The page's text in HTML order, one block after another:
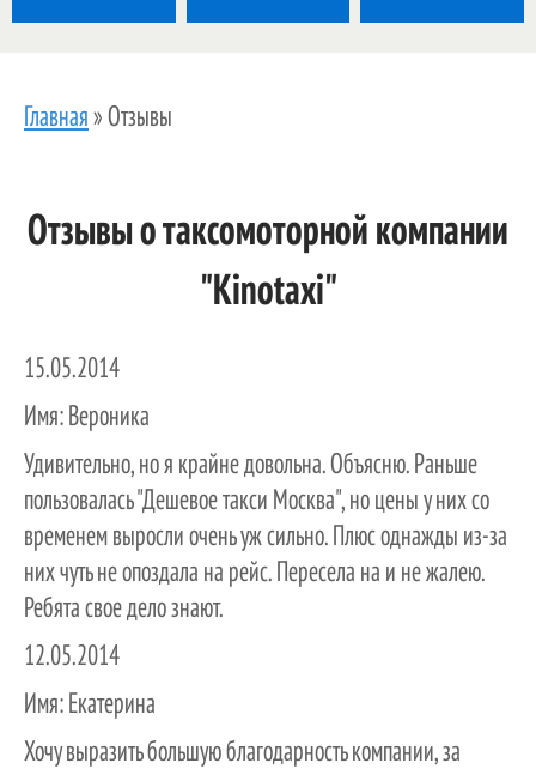
Главная » Отзывы
Отзывы о таксомоторной компании
"Kinotaxi"
15.05.2014
Имя: Вероника
Удивительно, но я крайне довольна. Объясню. Раньше
пользовалась "Дешевое такси Москва", но цены у них со
временем выросли очень уж сильно. Плюс однажды из-за
них чуть не опоздала на рейс. Пересела на и не жалею.
Ребята свое дело знают.
12.05.2014
Имя: Екатерина
Хочу выразить большую благодарность компании, за